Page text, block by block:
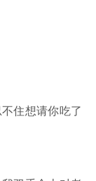
住想请你吃了